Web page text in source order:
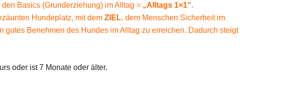
Basics (Grunderziehung) im Alltag = „Alltags 1×1“.
Hundeplatz, mit dem ZIEL, dem Menschen Sicherheit im
gutes Benehmen des Hundes im Alltag zu erreichen. Dadurch steigt
oder ist 7 Monate oder älter.